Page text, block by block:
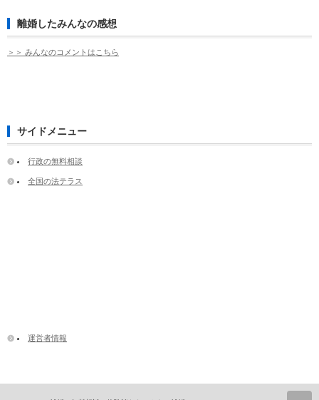
離婚したみんなの感想
＞＞ みんなのコメントはこちら
サイドメニュー
行政の無料相談
全国の法テラス
運営者情報